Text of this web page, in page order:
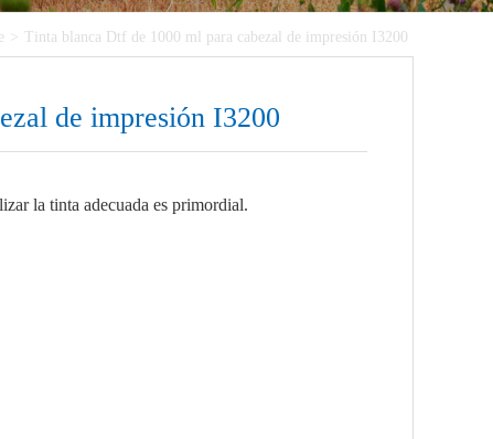
> Tinta blanca Dtf de 1000 ml para cabezal de impresión I3200
de impresión I3200
la tinta adecuada es primordial.